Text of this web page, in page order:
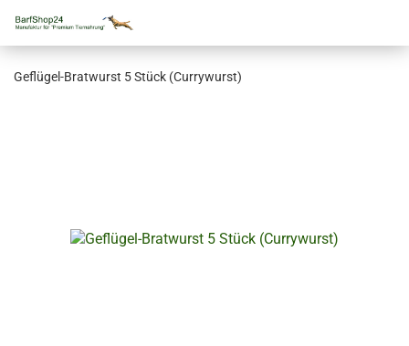
Geflügel-Bratwurst 5 Stück (Currywurst)